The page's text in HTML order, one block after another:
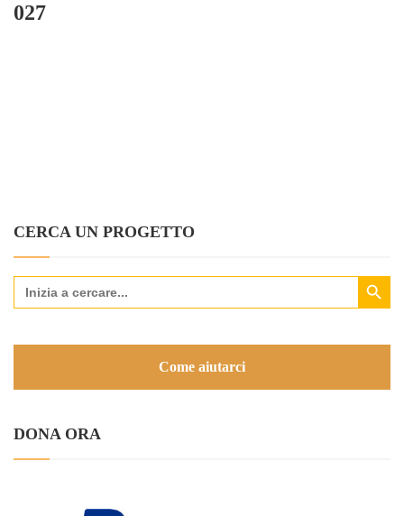
027
CERCA UN PROGETTO
Search
for:
Search Button
Come aiutarci
DONA ORA